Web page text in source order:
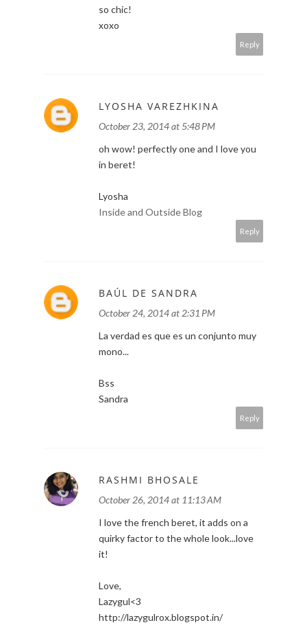
so chic!
xoxo
Reply
LYOSHA VAREZHKINA
October 23, 2014 at 5:48 PM
oh wow! perfectly one and I love you
in beret!
Lyosha
Inside and Outside Blog
Reply
BAÚL DE SANDRA
October 24, 2014 at 2:31 PM
La verdad es que es un conjunto muy
mono...
Bss
Sandra
Reply
RASHMI BHOSALE
October 26, 2014 at 11:13 AM
I love the french beret, it adds on a
quirky factor to the whole look...love
it!
Love,
Lazygul<3
http://lazygulrox.blogspot.in/